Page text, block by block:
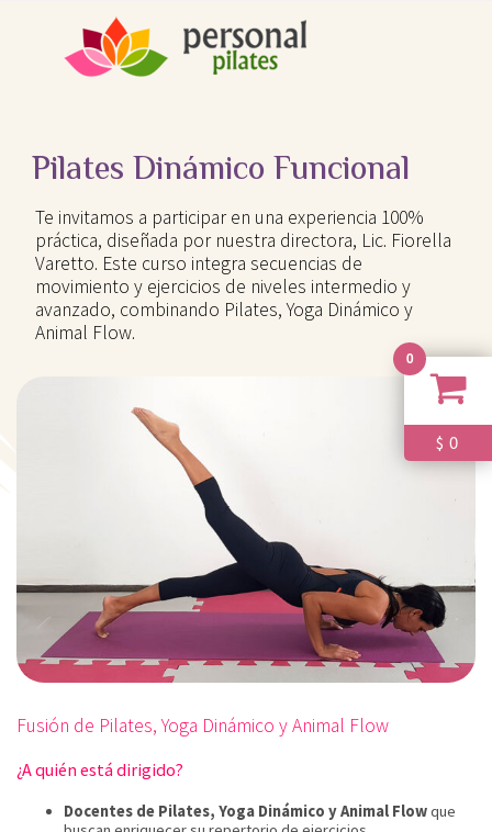
contenido
Pilates Dinámico Funcional
Te invitamos a participar en una experiencia 100%
práctica, diseñada por nuestra directora, Lic. Fiorella
Varetto. Este curso integra secuencias de
movimiento y ejercicios de niveles intermedio y
avanzado, combinando Pilates, Yoga Dinámico y
Animal Flow.
Fusión de Pilates, Yoga Dinámico y Animal Flow
¿A quién está dirigido?
Docentes de Pilates, Yoga Dinámico y Animal Flowque
0
$ 0